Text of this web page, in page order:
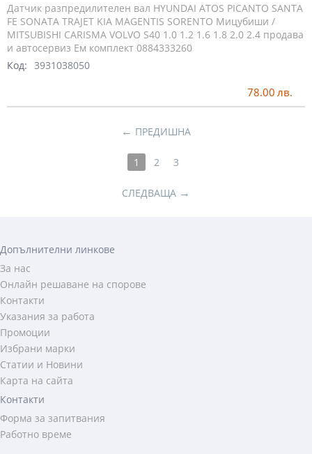
Датчик разпредилителен вал HYUNDAI ATOS PICANTO SANTA
FE SONATA TRAJET KIA MAGENTIS SORENTO Мицубиши /
MITSUBISHI CARISMA VOLVO S40 1.0 1.2 1.6 1.8 2.0 2.4 продава
и автосервиз Ем комплект 0884333260
Код: 3931038050
78.00 лв.
← ПРЕДИШНА
1 2 3
СЛЕДВАЩА →
Допълнителни линкове
За нас
Онлайн решаване на спорове
Контакти
Указания за работа
Промоции
Избрани марки
Статии и Новини
Карта на сайта
Контакти
Форма за запитвания
Работно време